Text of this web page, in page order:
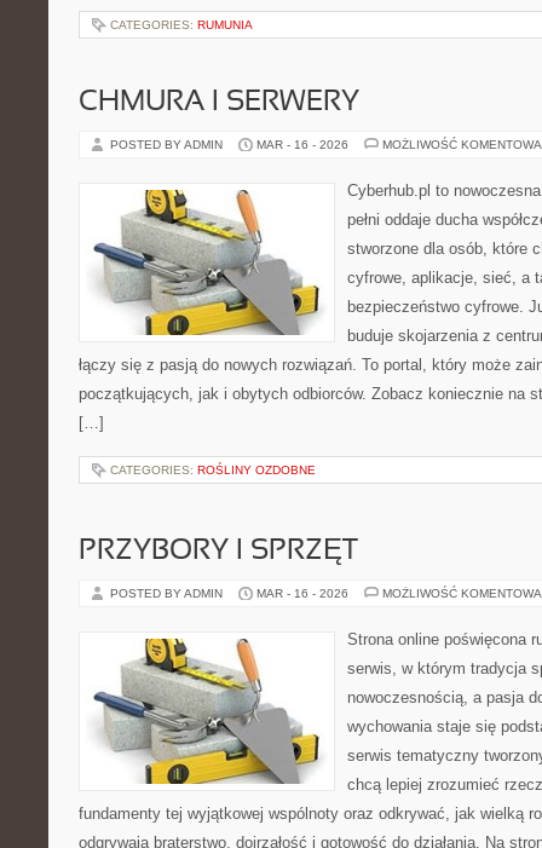
CATEGORIES: RUMUNIA
CHMURA I SERWERY
POSTED BY ADMIN MAR - 16 - 2026 MOŻLIWOŚĆ
Cyberhub.pl to
pełni oddaje ducha
stworzone dla osób, które
cyfrowe, aplikacje, sieć, a
bezpieczeństwo cyfrowe.
buduje skojarzenia z
łączy się z pasją do nowych rozwiązań. To portal, który może
początkujących, jak i obytych odbiorców. Zobacz koniecznie na
[…]
CATEGORIES: ROŚLINY OZDOBNE
PRZYBORY I SPRZĘT
POSTED BY ADMIN MAR - 16 - 2026 MOŻLIWOŚĆ
Strona online poświęcona
serwis, w którym tradycja
nowoczesnością, a pasja
wychowania staje się
serwis tematyczny
chcą lepiej zrozumieć
fundamenty tej wyjątkowej wspólnoty oraz odkrywać, jak wielką
odgrywają braterstwo, dojrzałość i gotowość do działania. Na